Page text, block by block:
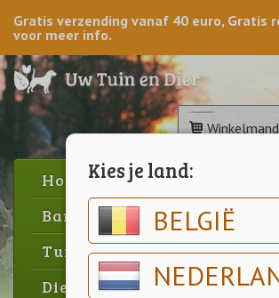
Kies je land:
BELGIË
Gratis verzending vanaf 40 euro, Gratis
voor meer info.
Home
Barbecue
Tuin
Dier